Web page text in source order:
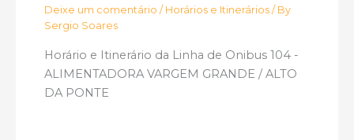
Deixe um comentário / Horários e Itinerários / By
Sergio Soares
Horário e Itinerário da Linha de Onibus 104 -
ALIMENTADORA VARGEM GRANDE / ALTO
DA PONTE